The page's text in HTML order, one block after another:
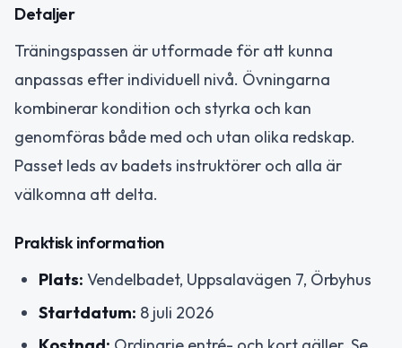
Detaljer
Träningspassen är utformade för att kunna
anpassas efter individuell nivå. Övningarna
kombinerar kondition och styrka och kan
genomföras både med och utan olika redskap.
Passet leds av badets instruktörer och alla är
välkomna att delta.
Praktisk information
Plats: Vendelbadet, Uppsalavägen 7, Örbyhus
Startdatum: 8 juli 2026